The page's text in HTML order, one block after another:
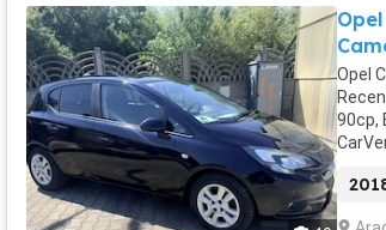
Opel
90cp,